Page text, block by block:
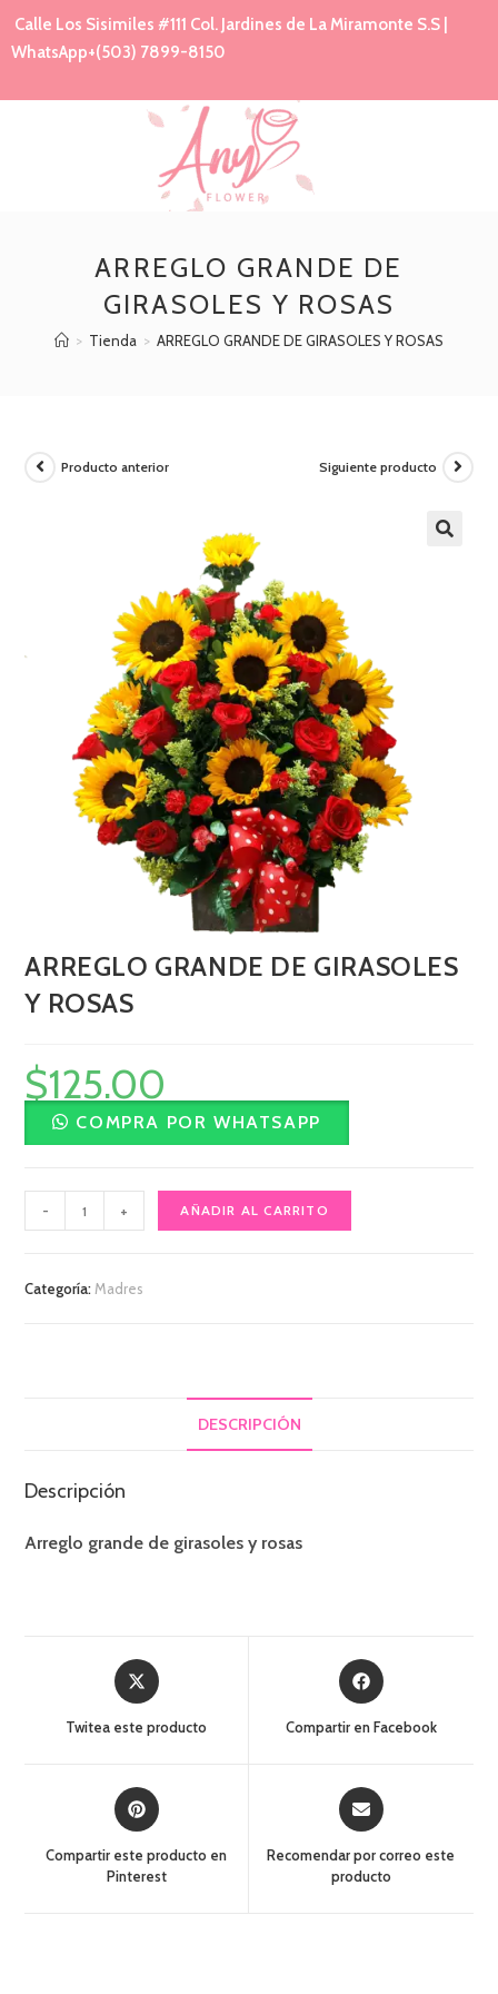
Calle Los Sisimiles #111 Col. Jardines de La Miramonte S.S |
WhatsApp+(503) 7899-8150
ARREGLO GRANDE DE
GIRASOLES Y ROSAS
> Tienda > ARREGLO GRANDE DE GIRASOLES Y ROSAS
Producto anterior Siguiente producto
ARREGLO GRANDE DE GIRASOLES
Y ROSAS
$125.00
COMPRA POR WHATSAPP
- + AÑADIR AL CARRITO
Categoría: Madres
DESCRIPCIÓN
Descripción
Arreglo grande de girasoles y rosas
Twitea este producto Compartir en Facebook
Compartir este producto en
Pinterest
Recomendar por correo este
producto